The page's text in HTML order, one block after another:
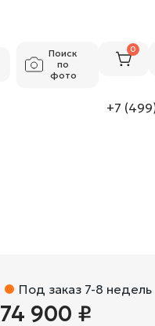
Поиск
по
фото
0
+7
Под заказ 7-8 недель
74 900 ₽